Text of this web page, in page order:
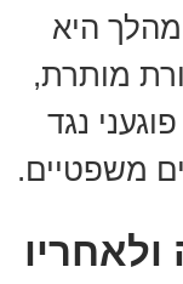
היא
מותרת,
נגד
משפטיים.